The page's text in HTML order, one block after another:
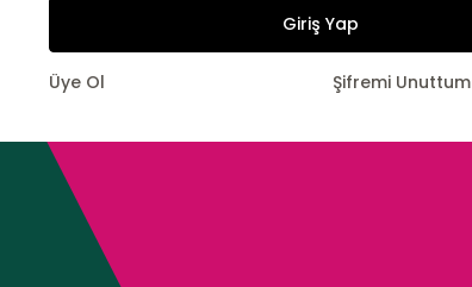
Giriş Yap
Üye Ol Şifremi Unuttum